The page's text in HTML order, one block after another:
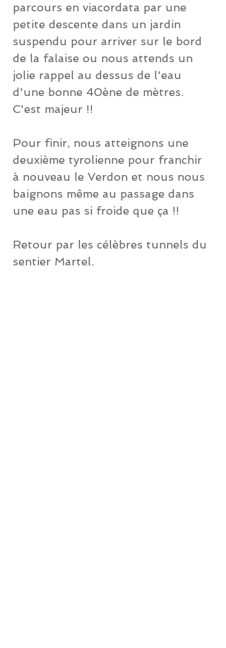
parcours en viacordata par une
petite descente dans un jardin
suspendu pour arriver sur le bord
de la falaise ou nous attends un
jolie rappel au dessus de l'eau
d'une bonne 40ène de mètres.
C'est majeur !!
Pour finir, nous atteignons une
deuxième tyrolienne pour franchir
à nouveau le Verdon et nous nous
baignons même au passage dans
une eau pas si froide que ça !!
Retour par les célèbres tunnels du
sentier Martel.